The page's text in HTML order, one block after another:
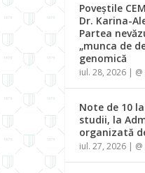
Poveștile
Dr. Karina-
Partea
„munca de
genomică
iul. 28, 2026 |
Note de 10
studii, la
organizată
iul. 27, 2026 |